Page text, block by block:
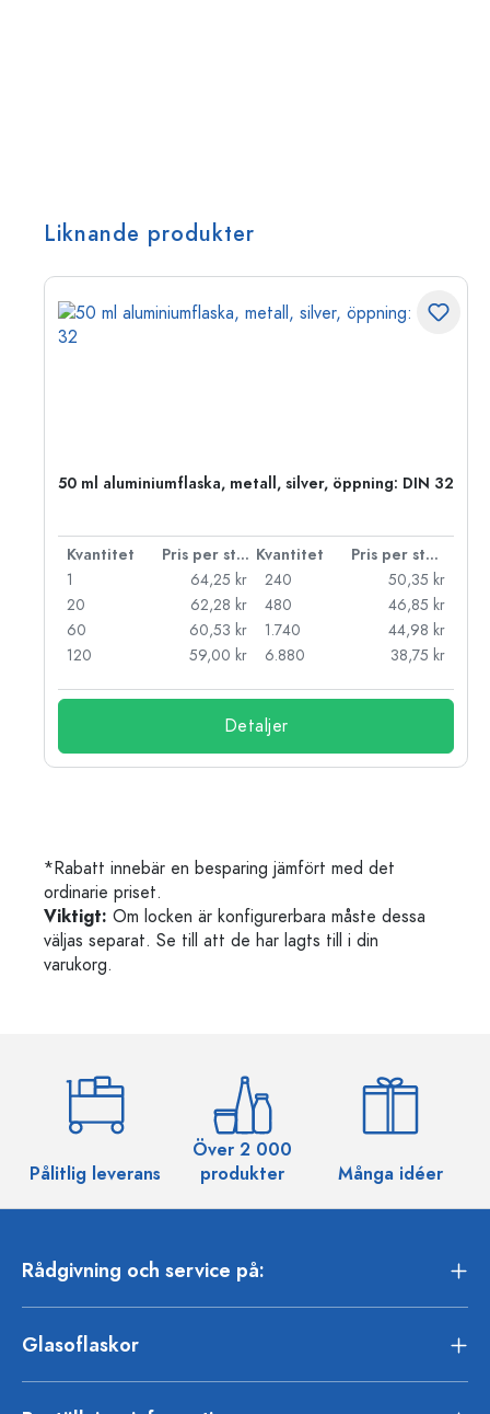
Liknande produkter
50 ml aluminiumflaska, metall, silver, öppning: DIN 32
Kvantitet Pris per styck Kvantitet
Pris per styck
1
64,25 kr
20
62,28 kr
60
60,53 kr
120
59,00 kr
240
50,35 kr
480
46,85 kr
1.740
44,98 kr
6.880
38,75 kr
Detaljer
*Rabatt innebär en besparing jämfört med det
ordinarie priset.
Viktigt: Om locken är konfigurerbara måste dessa
väljas separat. Se till att de har lagts till i din
varukorg.
Pålitlig leverans
Över 2 000
produkter
Många idéer
Rådgivning och service på:
Glasoflaskor